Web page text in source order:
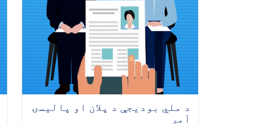
د ملي بودیجې د پلان او پالیسۍ
آمر